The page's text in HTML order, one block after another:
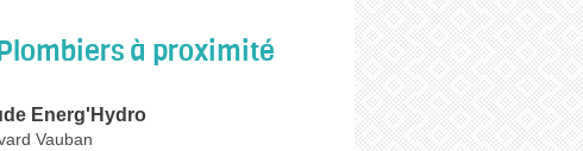
à proximité
Energ'Hydro
Vauban